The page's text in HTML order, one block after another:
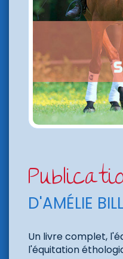
D'AMÉLIE
Un livre complet,
l'équitation